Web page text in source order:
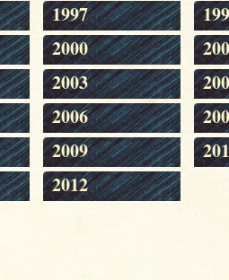
1997
2000
2003
2006
2009
2012